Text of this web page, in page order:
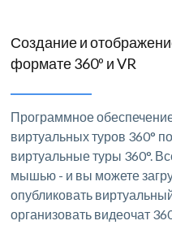
Создание и
формате 360º и VR
Программное
виртуальных туров 360°
виртуальные туры 360°.
мышью - и вы можете
опубликовать
организовать видеочат